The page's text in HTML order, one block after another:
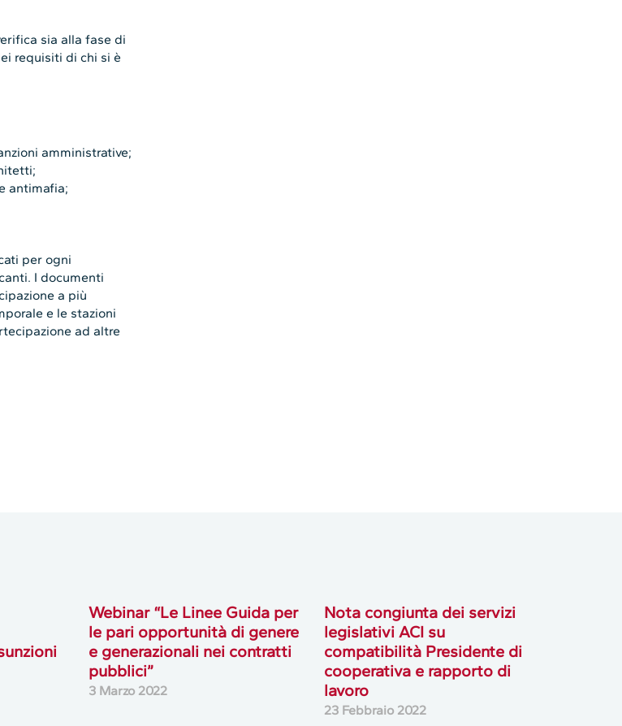
sia alla fase di
requisiti di chi si è
amministrative;
antimafia;
per ogni
I documenti
a più
e le stazioni
ad altre
Webinar “Le Linee Guida per
le pari opportunità di genere
e generazionali nei contratti
pubblici”
3 Marzo 2022
Nota congiunta dei servizi
legislativi ACI su
compatibilità Presidente di
cooperativa e rapporto di
lavoro
23 Febbraio 2022